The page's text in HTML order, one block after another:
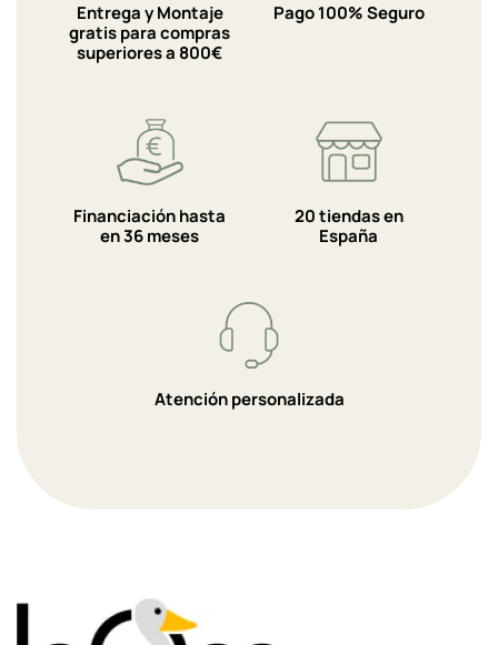
Entrega y Montaje
gratis para compras
superiores a 800€
Pago 100% Seguro
Financiación hasta
en 36 meses
20 tiendas en
España
Atención personalizada